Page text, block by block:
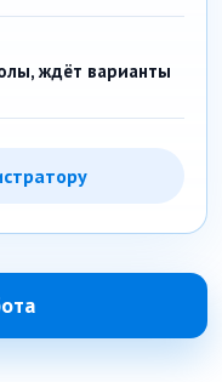
ждёт варианты